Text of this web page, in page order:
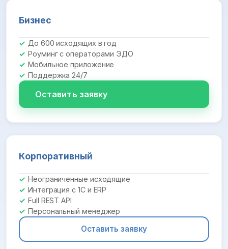
Бизнес
До 600 исходящих в год
Роуминг с операторами ЭДО
Мобильное приложение
Поддержка 24/7
Оставить заявку
Корпоративный
Неограниченные исходящие
Интеграция с 1С и ERP
Full REST API
Персональный менеджер
Оставить заявку